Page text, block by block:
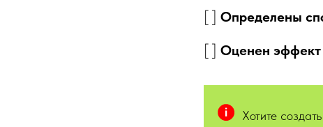
[ ] Определены
[ ] Оценен эффект
Хотите